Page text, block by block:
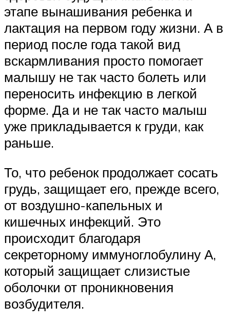
этапе вынашивания ребенка и
лактация на первом году жизни. А в
период после года такой вид
вскармливания просто помогает
малышу не так часто болеть или
переносить инфекцию в легкой
форме. Да и не так часто малыш
уже прикладывается к груди, как
раньше.
То, что ребенок продолжает сосать
грудь, защищает его, прежде всего,
от воздушно-капельных и
кишечных инфекций. Это
происходит благодаря
секреторному иммуноглобулину А,
который защищает слизистые
оболочки от проникновения
возбудителя.